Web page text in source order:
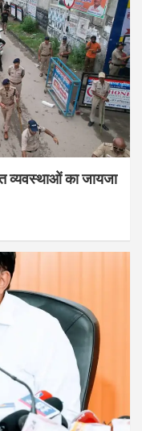
व्यवस्थाओं का जायजा